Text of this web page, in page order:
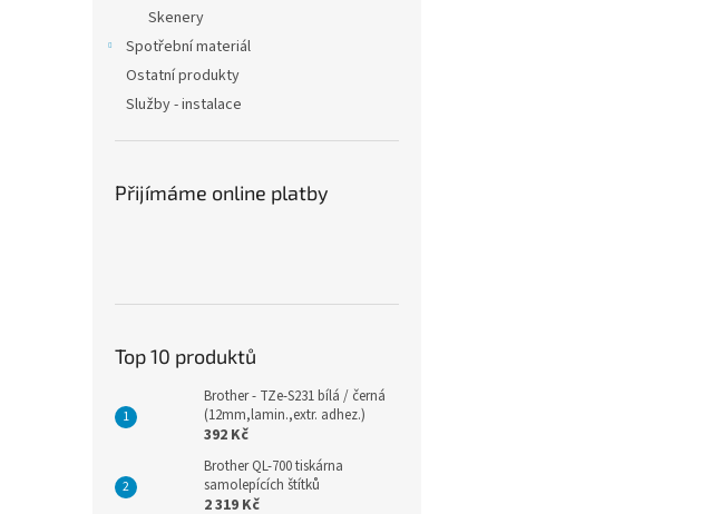
Skenery
Spotřební materiál
Ostatní produkty
Služby - instalace
Přijímáme online platby
Top 10 produktů
Brother - TZe-S231 bílá / černá
(12mm,lamin.,extr. adhez.)
392 Kč
Brother QL-700 tiskárna
samolepících štítků
2 319 Kč